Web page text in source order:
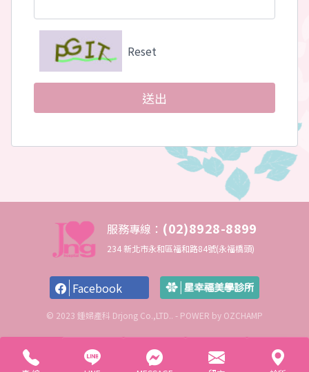
網域下所有網站，以及未來所有可能衍生，屬於本
診所並包括使用本診所所提供資訊流平台之所有網
賣、內容瀏覽與利用電子郵件或其他方式進行商品
行銷資訊之提供。本診所得依實際情形，增加、修
隱私權保障：
本診所對於所登錄或留存之個人資料，在未獲得同
意以前，絕不對非本診所相關業務合作夥伴以外揭
露之姓名、地址、信用卡卡號、 電子郵件地址及其
分析、統計或研究、或為提供會員個人化服務或加
值服務之目的，會員同意本診所、或本診所之策略
合作夥伴，得記錄、保存、 並利用會員在本網站所
之情形下得公開或使用統計資料。
在下列的情況下，本診所有可能會提供您的個人資
正式證明之第三人：
一、基於法律之規定、或受司法機關與其他有權機
Reset
送出
服務專線： (02)8928-8899
234 新北市永和區福和路84號(永福橋頭)
Facebook
© 2023 鍾婦產科 Drjong Co.,LTD.. - POWER by OZCHAMP